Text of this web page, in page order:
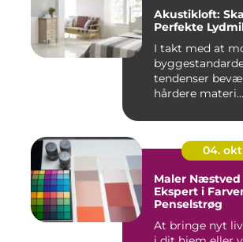
Akustikloft:
Perfekte
I takt med at
tendenser
hårdere materi...
04. okt
Maler Næstved
Ekspert i
Penselstrøg
At bringe nyt